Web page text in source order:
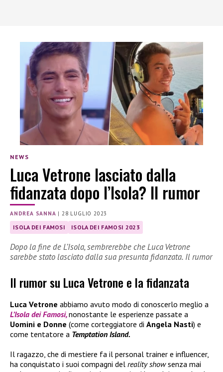
NEWS
Luca Vetrone lasciato dalla
fidanzata dopo l’Isola? Il rumor
ANDREA SANNA | 28 LUGLIO 2023
ISOLA DEI FAMOSI ISOLA DEI FAMOSI 2023
Dopo la fine de L’Isola, sembrerebbe che Luca Vetrone
sarebbe stato lasciato dalla sua presunta fidanzata. Il rumor
Il rumor su Luca Vetrone e la fidanzata
Luca Vetrone abbiamo avuto modo di conoscerlo meglio a
L’Isola dei Famosi,nonostante le esperienze passate a
Uomini e Donne (come corteggiatore di Angela Nasti) e
come tentatore a Temptation Island.
Il ragazzo, che di mestiere fa il personal trainer e influencer,
ha conquistato i suoi compagni del reality showsenza mai